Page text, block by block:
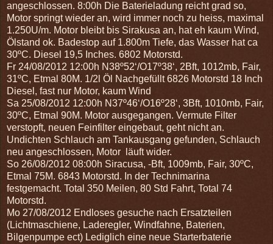
angeschlossen. 8:00h Die Baterieladung reicht grad so,
Motor springt wieder an, wird immer noch zu heiss, maximal
1.250U/m. Motor bleibt bis Sirakusa an, hat eh kaum Wind,
Ölstand ok. Badestop auf 1.800m Tiefe, das Wasser hat ca
30ºC. Diesel 19,5 Inches. 6802 Motorstd.
Fr 24/08/2012 12:00h N38º52‘/O17º38‘, 2Bft, 1012mb, Fair,
31ºC, Etmal 80M. 1/2l Öl Nachgefüllt 6826 Motorstd 18 Inch
Diesel, fast nur Motor, kaum Wind
Sa 25/08/2012 12:00h N37º46‘/O16º28‘, 3Bft, 1010mb, Fair,
30ºC, Etmal 90M. Motor ausgegangen. Vermute Filter
verstopft, neuen Feinfilter eingebaut, geht nicht an.
Undichten Schlauch am Tankausgang gefunden, Schlauch
neu angeschlossen, Motor läuft wider.
So 26/08/2012 08:00h Siracusa, -Bft, 1009mb, Fair, 30ºC,
Etmal 75M. 6843 Motorstd. In der Technimarina
festgemacht. Total 350 Meilen, 80 Std Fahrt, Total 74
Motorstd.
Mo 27/08/2012 Endloses gesuche nach Ersatzteilen
(Lichtmaschiene, Laderegler, Windfahne, Baterien,
Bilgenpumpe ect) Lediglich eine neue Starterbaterie